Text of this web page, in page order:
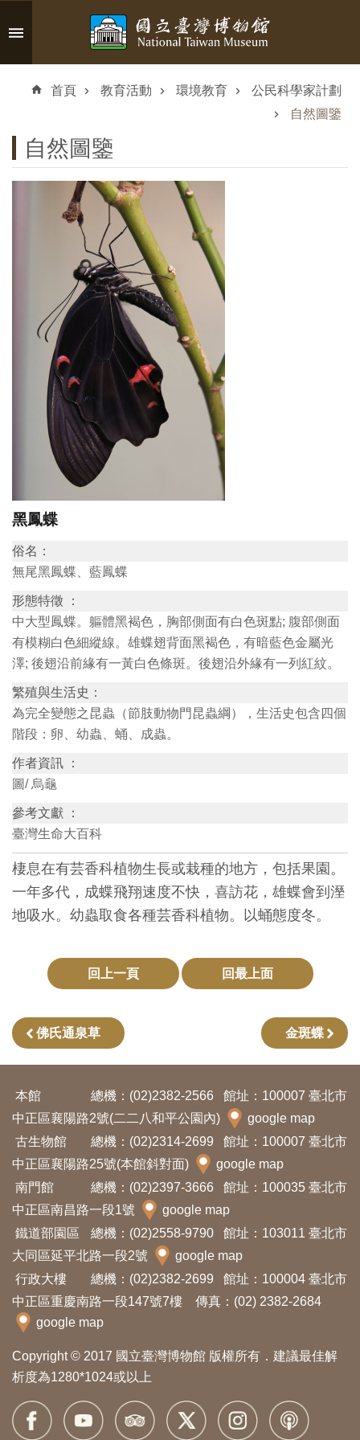
跳到主要內容區塊
搜
訊
教
育
活
動
出
版
文
創
典
藏
研
究
民
政
府
公
開
資
訊
隱
私
權
與
資
訊
安
全
宣
首頁 教育活動 環境教育
公民科學家計劃
自然圖鑒
自然圖鑒
黑鳳蝶
俗名：
無尾黑鳳蝶、藍鳳蝶
形態特徵 ：
中大型鳳蝶。軀體黑褐色，胸部側面有白色斑點; 腹部側面
有模糊白色細縱線。雄蝶翅背面黑褐色，有暗藍色金屬光
澤; 後翅沿前緣有一黃白色條斑。後翅沿外緣有一列紅紋。
繁殖與生活史：
為完全變態之昆蟲（節肢動物門昆蟲綱），生活史包含四個
階段：卵、幼蟲、蛹、成蟲。
作者資訊 ：
圖/ 烏龜
參考文獻 ：
臺灣生命大百科
棲息在有芸香科植物生長或栽種的地方，包括果園。
一年多代，成蝶飛翔速度不快，喜訪花，雄蝶會到溼
地吸水。幼蟲取食各種芸香科植物。以蛹態度冬。
回上一頁 回最上面
佛氏通泉草 金斑蝶
本館 總機：(02)2382-2566
館址：100007 臺北市
中正區襄陽路2號(二二八和平公園內)
google map
古生物館
總機：(02)2314-2699
館址：100007 臺北市
中正區襄陽路25號(本館斜對面)
google map
南門館
總機：(02)2397-3666
館址：100035 臺北市
中正區南昌路一段1號
google map
鐵道部園區
總機：(02)2558-9790
館址：103011 臺北市
大同區延平北路一段2號
google map
行政大樓
總機：(02)2382-2699
館址：100004 臺北市
中正區重慶南路一段147號7樓 傳真：(02) 2382-2684
google map
Copyright © 2017 國立臺灣博物館 版權所有．建議最佳解
析度為1280*1024或以上